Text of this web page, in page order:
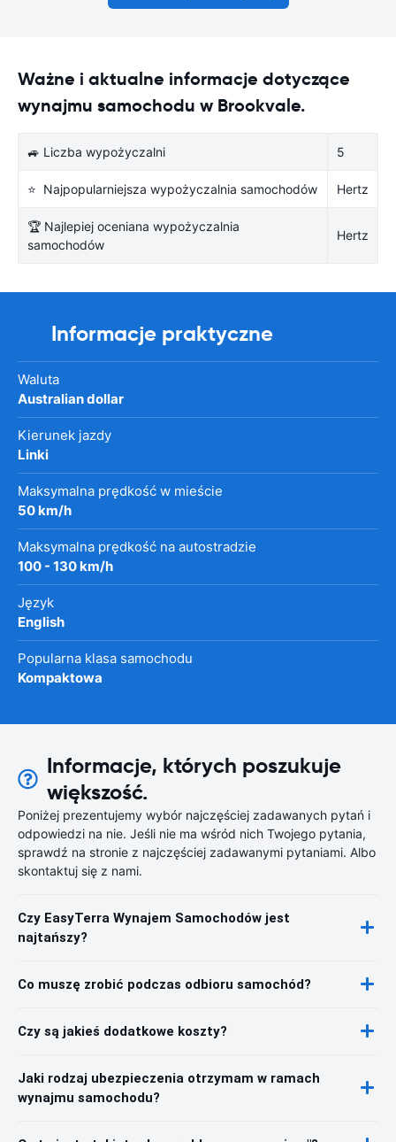
Ważne i aktualne informacje dotyczące
wynajmu samochodu w Brookvale.
🚙 Liczba wypożyczalni 5
⭐ Najpopularniejsza wypożyczalnia samochodów Hertz
🏆 Najlepiej oceniana wypożyczalnia
samochodów
Hertz
Informacje praktyczne
Waluta
Australian dollar
Kierunek jazdy
Linki
Maksymalna prędkość w mieście
50 km/h
Maksymalna prędkość na autostradzie
100 - 130 km/h
Język
English
Popularna klasa samochodu
Kompaktowa
Informacje, których poszukuje
większość.
Poniżej prezentujemy wybór najczęściej zadawanych pytań i
odpowiedzi na nie. Jeśli nie ma wśród nich Twojego pytania,
sprawdź na stronie z najczęściej zadawanymi pytaniami. Albo
skontaktuj się z nami.
Czy EasyTerra Wynajem Samochodów jest
najtańszy?
Co muszę zrobić podczas odbioru samochód?
Czy są jakieś dodatkowe koszty?
Jaki rodzaj ubezpieczenia otrzymam w ramach
wynajmu samochodu?